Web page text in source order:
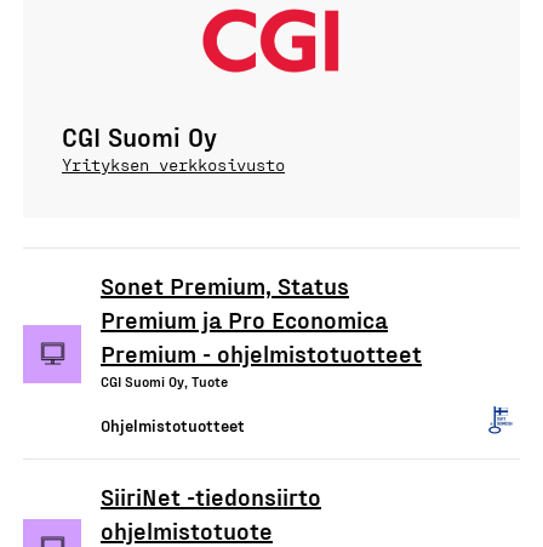
CGI Suomi Oy
Yrityksen verkkosivusto
Sonet Premium, Status
Premium ja Pro Economica
Premium - ohjelmistotuotteet
CGI Suomi Oy, Tuote
Ohjelmistotuotteet
SiiriNet -tiedonsiirto
ohjelmistotuote